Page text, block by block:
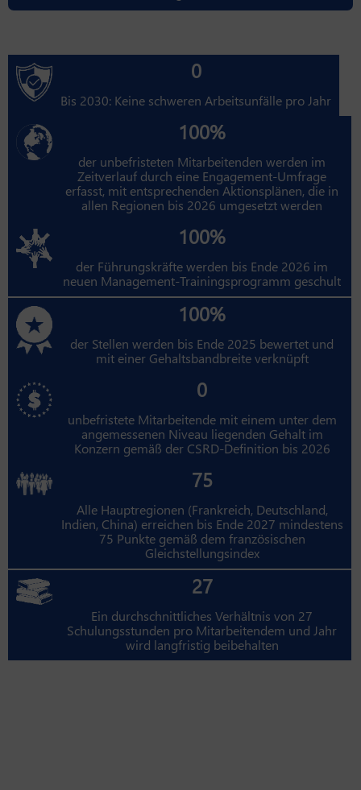
0
Bis 2030: Keine schweren Arbeitsunfälle pro Jahr
100%
der unbefristeten Mitarbeitenden werden im
Zeitverlauf durch eine Engagement-Umfrage
erfasst, mit entsprechenden Aktionsplänen, die in
allen Regionen bis 2026 umgesetzt werden
100%
der Führungskräfte werden bis Ende 2026 im
neuen Management-Trainingsprogramm geschult
100%
der Stellen werden bis Ende 2025 bewertet und
mit einer Gehaltsbandbreite verknüpft
0
unbefristete Mitarbeitende mit einem unter dem
angemessenen Niveau liegenden Gehalt im
Konzern gemäß der CSRD-Definition bis 2026
75
Alle Hauptregionen (Frankreich, Deutschland,
Indien, China) erreichen bis Ende 2027 mindestens
75 Punkte gemäß dem französischen
Gleichstellungsindex
27
Ein durchschnittliches Verhältnis von 27
Schulungsstunden pro Mitarbeitendem und Jahr
wird langfristig beibehalten